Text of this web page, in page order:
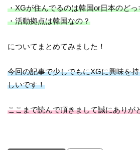
・XGが住んでるのは韓国or日本のどっ
・活動拠点は韓国なの？
についてまとめてみました！
今回の記事で少しでもにXGに興味を
しいです！
ここまで読んで頂きまして誠にありが